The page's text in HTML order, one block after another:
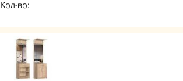
Кол-во: